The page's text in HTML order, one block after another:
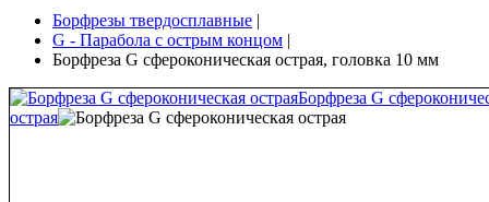
Борфрезы твердосплавные |
G - Парабола с острым концом |
Борфреза G сфероконическая острая, головка 10 мм
Борфреза G
острая